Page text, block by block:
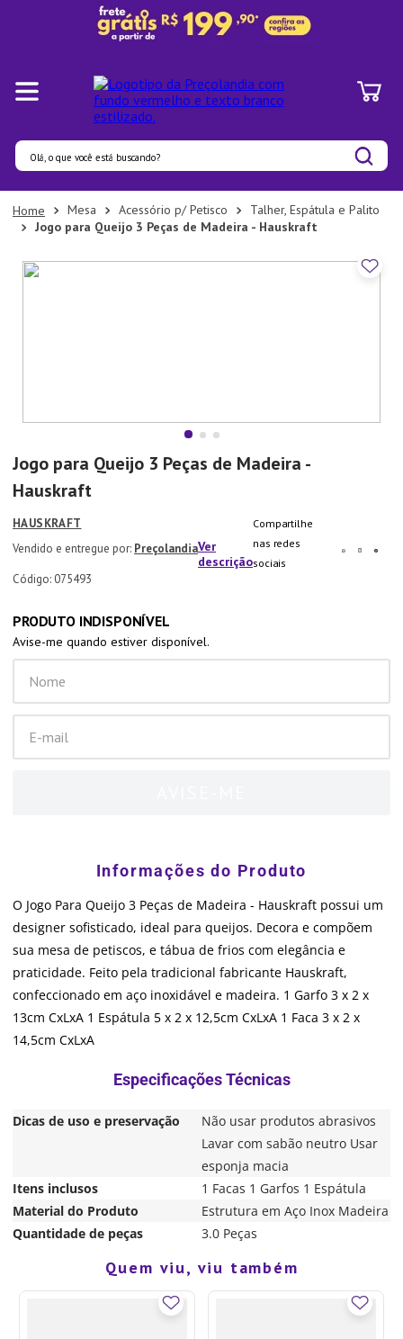
Olá, o que você está buscando?
Mesa Acessório p/ Petisco
Talher, Espátula e Palito
Jogo para Queijo 3 Peças de Madeira - Hauskraft
Jogo para Queijo 3 Peças de Madeira -
Hauskraft
HAUSKRAFT
PreçolandiaVer
descrição
: 075493
Compartilhe
nas redes
sociais
O Jogo Para Queijo 3 Peças de Madeira - Hauskraft possui um
designer sofisticado, ideal para queijos. Decora e compõem
sua mesa de petiscos, e tábua de frios com elegância e
praticidade. Feito pela tradicional fabricante Hauskraft,
confeccionado em aço inoxidável e madeira. 1 Garfo 3 x 2 x
13cm CxLxA 1 Espátula 5 x 2 x 12,5cm CxLxA 1 Faca 3 x 2 x
14,5cm CxLxA
Dicas de uso e preservação
Não usar produtos abrasivos
Lavar com sabão neutro Usar
esponja macia
Itens inclusos
1 Facas 1 Garfos 1 Espátula
Material do Produto
Estrutura em Aço Inox Madeira
Quantidade de peças
3.0 Peças
Quem viu, viu também
Termos mais buscados
1º
Panelas
2º
Pratos
7º
Aparelho Jantar
Tapete